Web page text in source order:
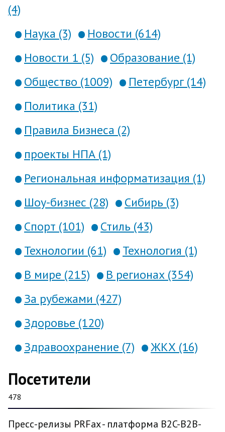
(4)
Наука (3)
Новости (614)
Новости 1 (5)
Образование (1)
Общество (1009)
Петербург (14)
Политика (31)
Правила Бизнеса (2)
проекты НПА (1)
Региональная информатизация (1)
Шоу-бизнес (28)
Сибирь (3)
Спорт (101)
Стиль (43)
Технологии (61)
Технология (1)
В мире (215)
В регионах (354)
За рубежами (427)
Здоровье (120)
Здравоохранение (7)
ЖКХ (16)
Посетители
478
Пресс-релизы PRFax - платформа B2C-B2B-